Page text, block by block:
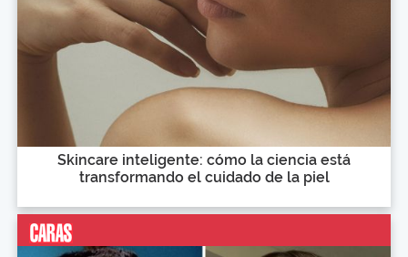
Skincare inteligente: cómo la ciencia está
transformando el cuidado de la piel